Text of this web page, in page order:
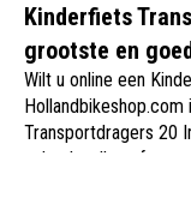
Kinderfiets
grootste en
Wilt u online een
Transportdragers 20
schoolspullen of
transportdragers. In